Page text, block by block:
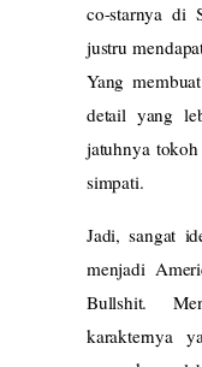
co-starnya di
justru
Yang
detail yang
jatuhnya
simpati.
Jadi, sangat
menjadi
Bullshit.
karakternya